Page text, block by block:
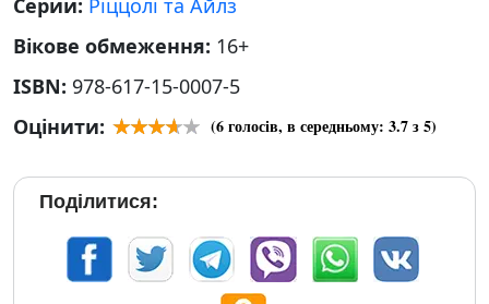
Серии: Ріццолі та Айлз
Вікове обмеження: 16+
ISBN: 978-617-15-0007-5
Оцінити:
(6голосів, в середньому: 3.7з 5)
Поділитися: